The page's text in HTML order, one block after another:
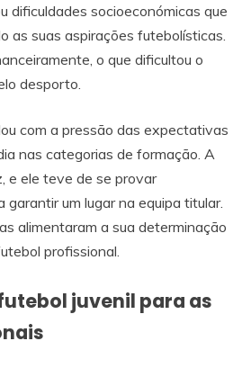
dificuldades socioeconómicas que
as suas aspirações futebolísticas.
o que dificultou o
desporto.
com a pressão das expectativas
nas categorias de formação. A
e ele teve de se provar
um lugar na equipa titular.
alimentaram a sua determinação
profissional.
juvenil para as